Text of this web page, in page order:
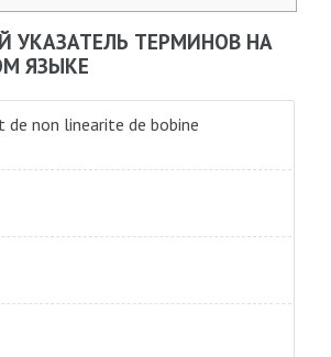
УКАЗАТЕЛЬ ТЕРМИНОВ НА
ЯЗЫКЕ
non linearite de bobine